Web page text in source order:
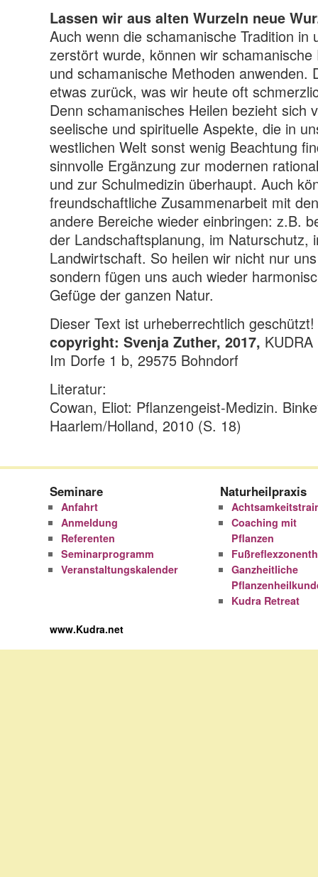
Lassen wir aus alten Wurzeln neue
Auch wenn die schamanische Tradition in
zerstört wurde, können wir
und schamanische Methoden anwenden.
etwas zurück, was wir heute oft
Denn schamanisches Heilen bezieht sich
seelische und spirituelle Aspekte, die in
westlichen Welt sonst wenig Beachtung
sinnvolle Ergänzung zur modernen
und zur Schulmedizin überhaupt. Auch
freundschaftliche Zusammenarbeit mit
andere Bereiche wieder einbringen: z.B.
der Landschaftsplanung, im Naturschutz,
Landwirtschaft. So heilen wir nicht nur
sondern fügen uns auch wieder
Gefüge der ganzen Natur.
Dieser Text ist urheberrechtlich geschützt!
copyright: Svenja Zuther, 2017,
Im Dorfe 1 b, 29575 Bohndorf
Literatur:
Cowan, Eliot: Pflanzengeist-Medizin.
Haarlem/Holland, 2010 (S. 18)
Seminare
Anfahrt
Anmeldung
Referenten
Seminarprogramm
Veranstaltungskalender
Naturheilpraxis
Coaching mit
Pflanzen
Ganzheitliche
Kudra Retreat
www.Kudra.net